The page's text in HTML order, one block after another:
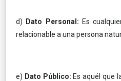
d) Dato Personal: Es
relacionable a una persona
e) Dato Público: Es aquél que